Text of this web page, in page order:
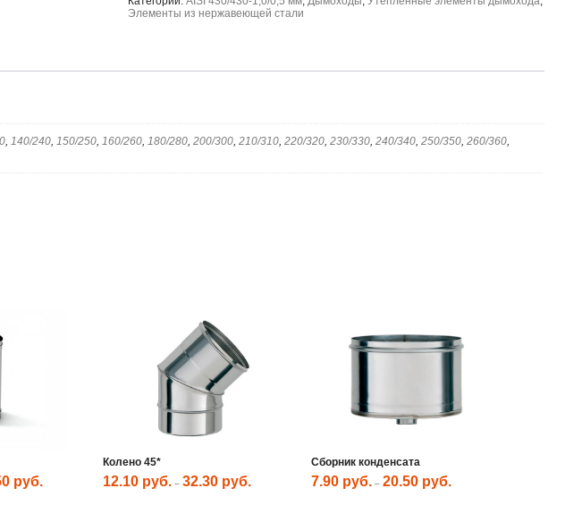
Элементы из нержавеющей стали
, 140/240, 150/250, 160/260, 180/280, 200/300, 210/310, 220/320, 230/330, 240/340, 250/350, 260/360,
руб.
Колено 45*
12.10 руб. –32.30 руб.
Сборник конденсата
7.90 руб. –20.50 руб.